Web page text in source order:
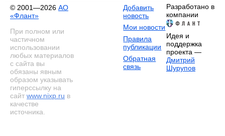
© 2001—2026 АО
«Флант»
При полном или
частичном
использовании
любых материалов
с сайта вы
обязаны явным
образом указывать
гиперссылку на
сайт www.nixp.ru в
качестве
источника.
Добавить
новость
Мои новости
Правила
публикации
Обратная
связь
Разработано в
компании
Идея и
поддержка
проекта —
Дмитрий
Шурупов